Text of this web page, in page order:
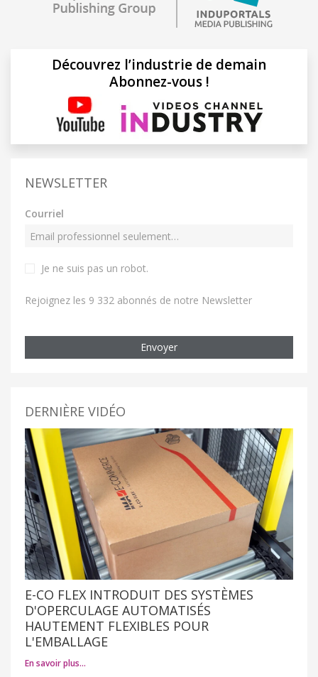
Découvrez l’industrie de demain
Abonnez-vous !
NEWSLETTER
Courriel
Je ne suis pas un robot.
Rejoignez les 9 332 abonnés de notre Newsletter
Envoyer
DERNIÈRE VIDÉO
E-CO FLEX INTRODUIT DES SYSTÈMES
D'OPERCULAGE AUTOMATISÉS
HAUTEMENT FLEXIBLES POUR
L'EMBALLAGE
En savoir plus…